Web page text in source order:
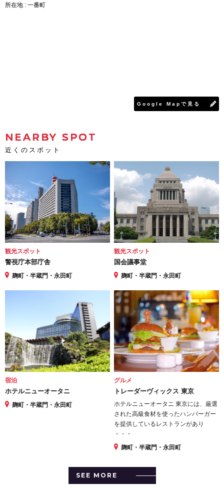
Google Mapで見る
所在地 : 一番町
NEARBY SPOT
近くのスポット
観光スポット
警視庁本部庁舎
麹町・半蔵門・永田町
観光スポット
国会議事堂
麹町・半蔵門・永田町
宿泊
ホテルニューオータニ
麹町・半蔵門・永田町
グルメ
トレーダーヴィックス 東京
ホテルニューオータニ 東京には、厳選
された高級食材を使ったハンバーガー
を提供しているレストランがあり
・・・
麹町・半蔵門・永田町
SEE MORE